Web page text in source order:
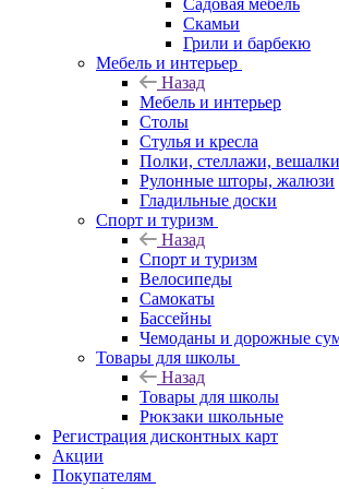
Садовая мебель
Скамьи
Грили и барбекю
Мебель и интерьер
Назад
Мебель и интерьер
Столы
Стулья и кресла
Полки, стеллажи,
Рулонные шторы, жалюзи
Гладильные доски
Спорт и туризм
Назад
Спорт и туризм
Велосипеды
Самокаты
Бассейны
Чемоданы и дорожные
Товары для школы
Назад
Товары для школы
Рюкзаки школьные
Регистрация дисконтных карт
Акции
Покупателям